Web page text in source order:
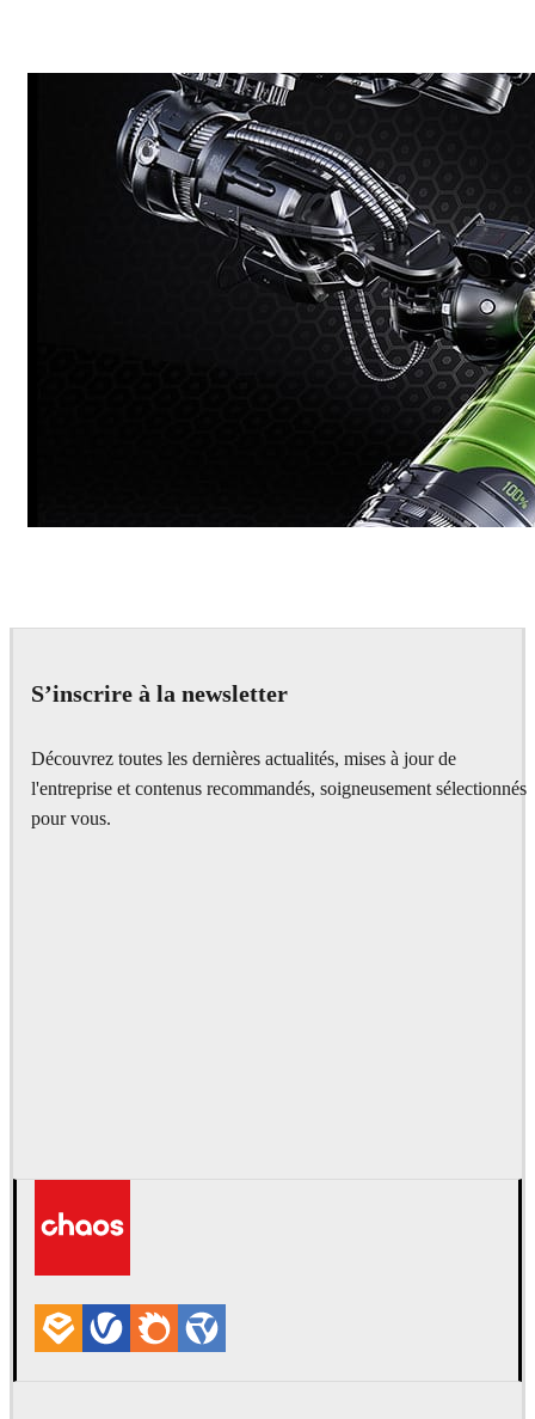
S’inscrire à la newsletter
Découvrez toutes les dernières actualités, mises à jour de
l'entreprise et contenus recommandés, soigneusement sélectionnés
pour vous.